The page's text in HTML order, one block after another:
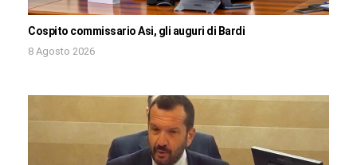
Cospito commissario Asi, gli auguri di Bardi
8 Agosto 2026